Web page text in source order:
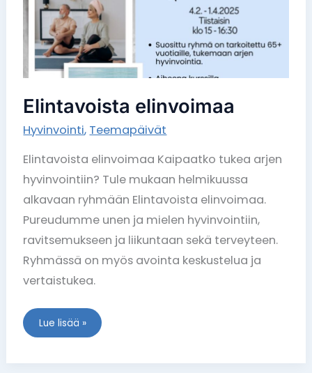
Elintavoista elinvoimaa
Hyvinvointi, Teemapäivät
Elintavoista elinvoimaa Kaipaatko tukea arjen
hyvinvointiin? Tule mukaan helmikuussa
alkavaan ryhmään Elintavoista elinvoimaa.
Pureudumme unen ja mielen hyvinvointiin,
ravitsemukseen ja liikuntaan sekä terveyteen.
Ryhmässä on myös avointa keskustelua ja
vertaistukea.
Lue lisää »